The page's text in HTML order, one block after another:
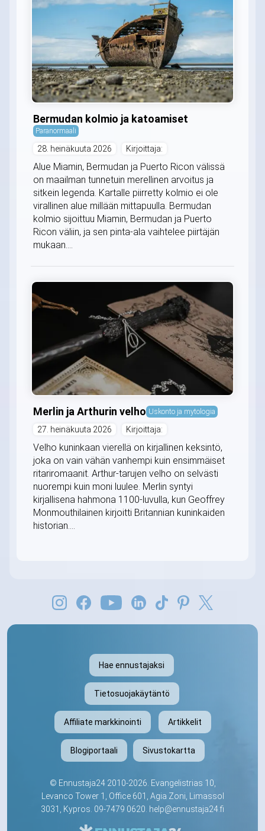
Bermudan kolmio ja katoamiset
Paranormaali
28. heinäkuuta 2026 Kirjoittaja:
Alue Miamin, Bermudan ja Puerto Ricon välissä
on maailman tunnetuin merellinen arvoitus ja
sitkein legenda. Kartalle piirretty kolmio ei ole
virallinen alue millään mittapuulla. Bermudan
kolmio sijoittuu Miamin, Bermudan ja Puerto
Ricon väliin, ja sen pinta-ala vaihtelee piirtäjän
mukaan....
Merlin ja Arthurin velho Uskonto ja mytologia
27. heinäkuuta 2026 Kirjoittaja:
Velho kuninkaan vierellä on kirjallinen keksintö,
joka on vain vähän vanhempi kuin ensimmäiset
ritariromaanit. Arthur-tarujen velho on selvästi
nuorempi kuin moni luulee. Merlin syntyi
kirjallisena hahmona 1100-luvulla, kun Geoffrey
Monmouthilainen kirjoitti Britannian kuninkaiden
historian....
Hae ennustajaksi
Tietosuojakäytäntö
Affiliate markkinointi Artikkelit
Blogiportaali Sivustokartta
© Ennustaja242010-2026. Evangelistrias 10,
Levanco Tower 1, Office 601, Agia Zoni, Limassol
3031, Kypros. 09-7479 0620 help@ennustaja24.fi